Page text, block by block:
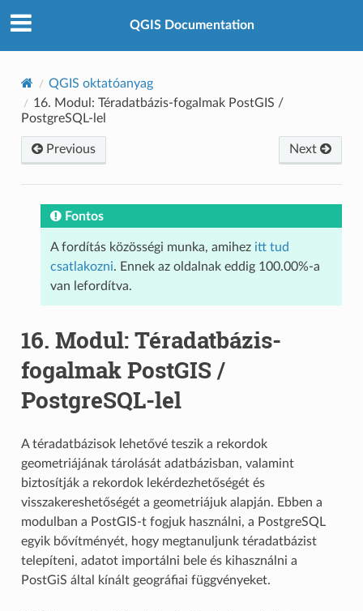
QGIS Documentation
QGIS oktatóanyag
16. Modul: Téradatbázis-fogalmak PostGIS /
PostgreSQL-lel
Previous Next
Fontos
A fordítás közösségi munka, amihez itt tud
csatlakozni. Ennek az oldalnak eddig 100.00%-a
van lefordítva.
16. Modul: Téradatbázis-
fogalmak PostGIS /
PostgreSQL-lel
A téradatbázisok lehetővé teszik a rekordok
geometriájának tárolását adatbázisban, valamint
biztosítják a rekordok lekérdezhetőségét és
visszakereshetőségét a geometriájuk alapján. Ebben a
modulban a PostGIS-t fogjuk használni, a PostgreSQL
egyik bővítményét, hogy megtanuljunk téradatbázist
telepíteni, adatot importálni bele és kihasználni a
PostGiS által kínált geográfiai függvényeket.